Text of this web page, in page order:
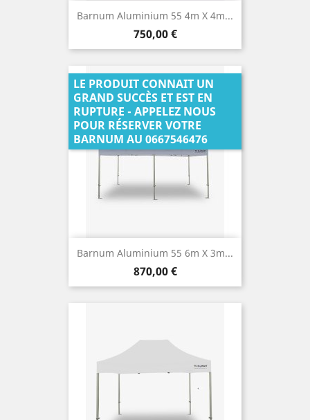
Barnum Aluminium 55 4m X 4m...
Prix
750,00 €
Barnum Aluminium 55 6m X 3m...
Prix
870,00 €
LE PRODUIT CONNAIT UN
GRAND SUCCÈS ET EST EN
RUPTURE - APPELEZ NOUS
POUR RÉSERVER VOTRE
BARNUM AU 0667546476